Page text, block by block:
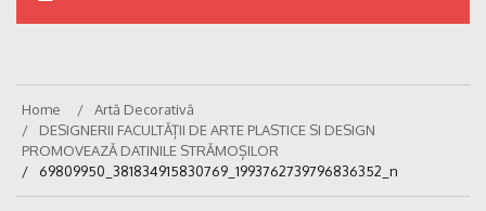
Home
Artă Decorativă
DESIGNERII FACULTĂȚII DE ARTE PLASTICE SI DESIGN
PROMOVEAZĂ DATINILE STRĂMOȘILOR
69809950_381834915830769_1993762739796836352_n